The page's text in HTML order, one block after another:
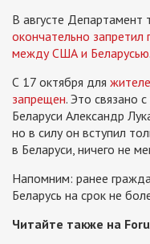
В августе
окончательно
между США и Беларусью.
С 17 октября для
запрещен. Это связано
Беларуси Александр
но в силу он вступил
в Беларуси, ничего не
Напомним: ранее
Беларусь на срок не
Читайте также на